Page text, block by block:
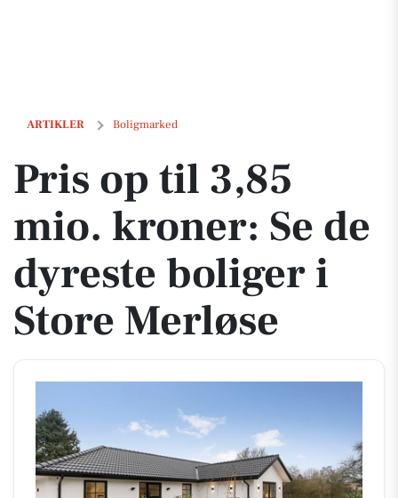
ARTIKLER Boligmarked
Pris op til 3,85 mio. kroner: Se de dyreste boliger i Store Merløse
Pris op til 3,85
mio. kroner: Se de
dyreste boliger i
Store Merløse